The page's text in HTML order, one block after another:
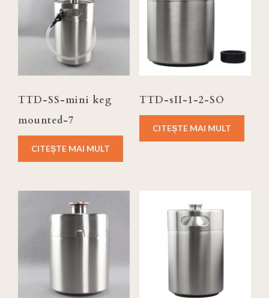
TTD-SS-mini keg
mounted-7
CITEȘTE MAI MULT
TTD-sII-1-2-SO
CITEȘTE MAI MULT